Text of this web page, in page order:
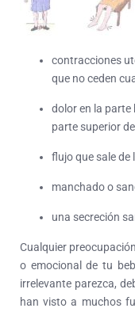
contracciones
que no ceden
dolor en la parte
parte superior
flujo que sale de
manchado o
una secreción
Cualquier
o emocional de tu
irrelevante parezca,
han visto a muchos